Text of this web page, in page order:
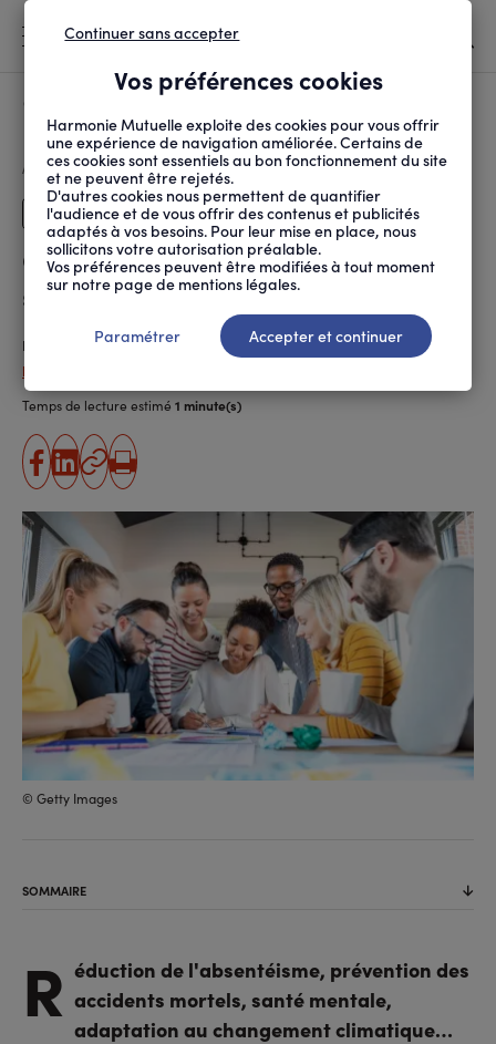
D'ARIANE
ACCUEIL SANTÉ AU TRAVAIL PRÉVENTION DES RISQUES QUE RETENIR DU PLAN ...
Dirigeants
Que retenir du Plan national
santé au travail 2026-2030 ?
Publié le 18.06.2026
Philippe Chibani-Jacquot
Temps de lecture estimé 1 minute(s)
partager
sur
facebook
partager
sur
linkedin
Copier
l'URL
Imprimer
© Getty Images
SOMMAIRE
R éduction de l'absentéisme, prévention des
accidents mortels, santé mentale,
adaptation au changement climatique…
Vos préférences cookies
Harmonie Mutuelle exploite des cookies pour vous offrir
une expérience de navigation améliorée. Certains de
ces cookies sont essentiels au bon fonctionnement du site
et ne peuvent être rejetés.
D'autres cookies nous permettent de quantifier
l'audience et de vous offrir des contenus et publicités
adaptés à vos besoins. Pour leur mise en place, nous
sollicitons votre autorisation préalable.
Vos préférences peuvent être modifiées à tout moment
sur notre page de mentions légales.
Continuer sans accepter
Paramétrer Accepter et continuer